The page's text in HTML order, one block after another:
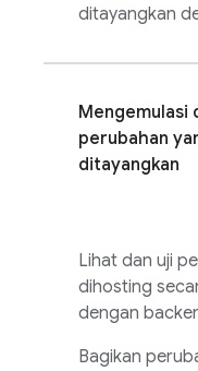
ditayangkan
Mengemulasi
perubahan
ditayangkan
Lihat dan uji
dihosting
dengan
Bagikan